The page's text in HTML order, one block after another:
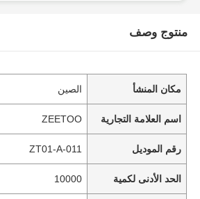
منتوج وصف
مكان المنشأ الصين
اسم العلامة التجارية ZEETOO
رقم الموديل ZT01-A-011
الحد الأدنى لكمية 10000